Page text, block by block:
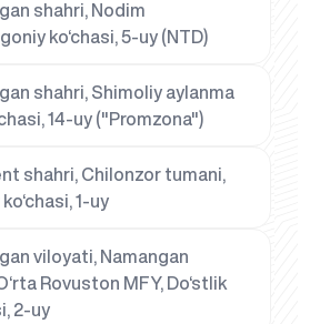
shahri, Nodim
ko‘chasi, 5-uy (NTD)
shahri, Shimoliy aylanma
14-uy ("Promzona")
shahri, Chilonzor tumani,
1-uy
viloyati, Namangan
Rovuston MFY, Do‘stlik
2-uy